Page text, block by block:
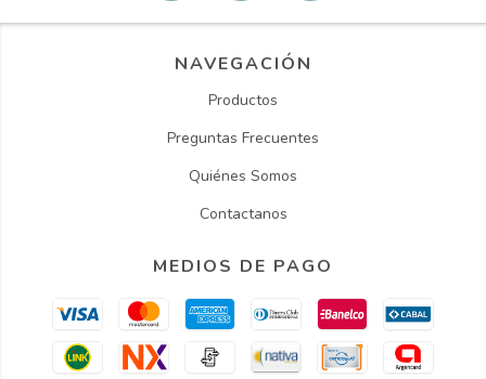
NAVEGACIÓN
Productos
Preguntas Frecuentes
Quiénes Somos
Contactanos
MEDIOS DE PAGO